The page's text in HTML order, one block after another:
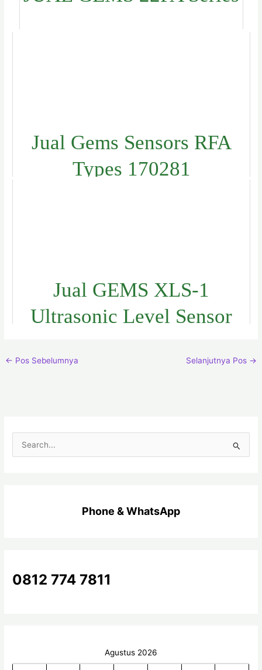
Jual Gems Sensors RFA
Types 170281
Jual GEMS XLS-1
Ultrasonic Level Sensor
← Pos Sebelumnya Selanjutnya Pos →
k
Phone & WhatsApp
0812 774 7811
Agustus 2026